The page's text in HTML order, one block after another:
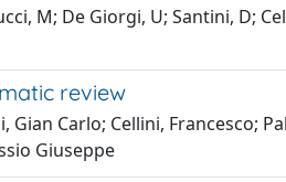
M; De Giorgi, U; Santini, D;
review
Carlo; Cellini, Francesco;
Giuseppe